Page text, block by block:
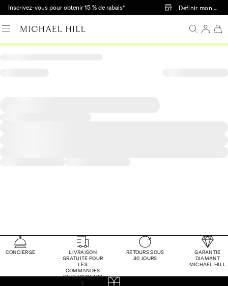
Passer au contenu principal
Inscrivez-vous pour obtenir 15 % de rabais† Définir mon
CONCIERGE
LIVRAISON
GRATUITE POUR
LES
COMMANDES
DE PLUS DE 100
$
RETOURS SOUS
30 JOURS
GARANTIE
DIAMANT
MICHAEL HILL